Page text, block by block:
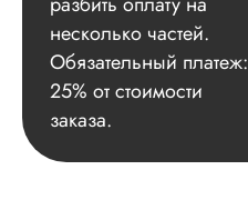
несколько частей.
Обязательный платеж:
25% от стоимости
заказа.